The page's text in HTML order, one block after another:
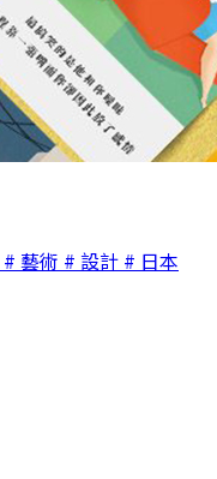
# 藝術 # 設計 # 日本